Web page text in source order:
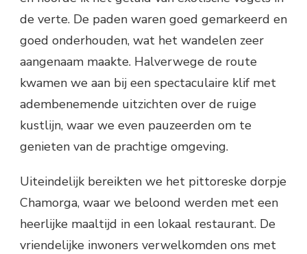
de verte. De paden waren goed gemarkeerd en
goed onderhouden, wat het wandelen zeer
aangenaam maakte. Halverwege de route
kwamen we aan bij een spectaculaire klif met
adembenemende uitzichten over de ruige
kustlijn, waar we even pauzeerden om te
genieten van de prachtige omgeving.
Uiteindelijk bereikten we het pittoreske dorpje
Chamorga, waar we beloond werden met een
heerlijke maaltijd in een lokaal restaurant. De
vriendelijke inwoners verwelkomden ons met